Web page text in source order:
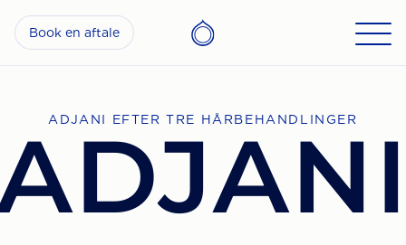
Book en aftale
ADJANI EFTER TRE HÅRBEHANDLINGER